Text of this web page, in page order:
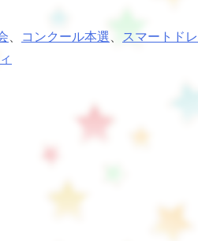
コンクール本選 スマートド